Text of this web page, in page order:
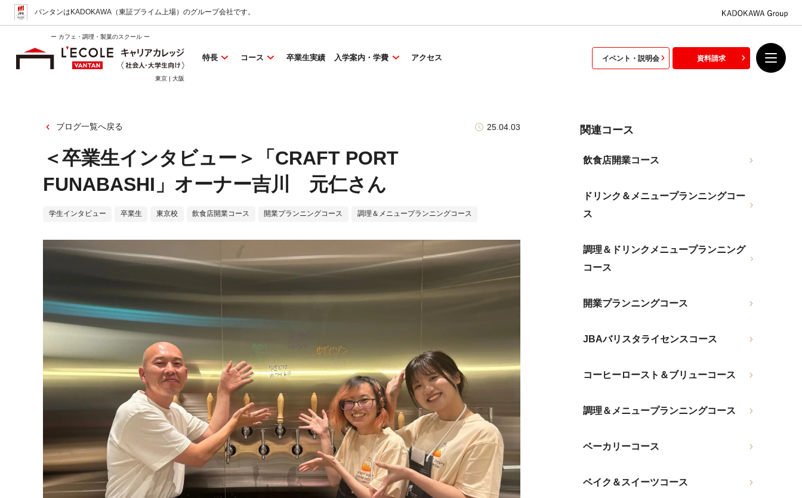
バンタンはKADOKAWA（東証プライム上場） のグループ会社です。
ー カフェ・調理・製菓のスクール ー
東京 | 大阪
特長 コース 卒業生実績 入学案内・学費 アクセス イベント・説明会 資料請求
ブログ一覧へ戻る 25.04.03
＜卒業生インタビュー＞「CRAFT PORT
FUNABASHI」オーナー吉川 元仁さん
学生インタビュー 卒業生 東京校 飲食店開業コース 開業プランニングコース 調理＆メニュープランニングコース
関連コース
飲食店開業コース
ドリンク＆メニュープランニングコー
ス
調理＆ドリンクメニュープランニング
コース
開業プランニングコース
JBAバリスタライセンスコース
コーヒーロースト＆ブリューコース
調理＆メニュープランニングコース
ベーカリーコース
ベイク＆スイーツコース